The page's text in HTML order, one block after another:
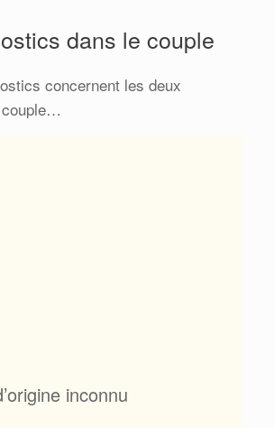
dans le couple
concernent les deux
couple…
inconnu